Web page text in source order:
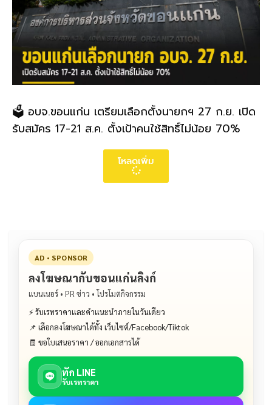
🗳️ อบจ.ขอนแก่น เตรียมเลือกตั้งนายกฯ 27 ก.ย. เปิด
รับสมัคร 17-21 ส.ค. ตั้งเป้าคนใช้สิทธิ์ไม่น้อย 70%
โหลดเพิ่ม
AD • SPONSOR
ลงโฆษณากับขอนแก่นลิงก์
แบนเนอร์ • PR ข่าว • โปรโมตกิจกรรม
⚡ รับเรทราคาและคำแนะนำภายในวันเดียว
📌 เลือกลงโฆษณาได้ทั้ง เว็บไซต์/Facebook/Tiktok
🧾 ขอใบเสนอราคา / ออกเอกสารได้
ทัก LINE
รับเรทราคา